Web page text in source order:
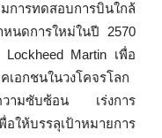
ารทดสอบการบินใกล้
นดการใหม่ในปี 2570
Martin เพื่อ
อกชนในวงโคจรโลก
ความซับซ้อน เร่งการ
ให้บรรลุเป้าหมายการ